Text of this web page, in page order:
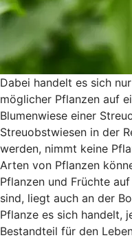
Dabei handelt es sich
möglicher Pflanzen auf
Blumenwiese einer
Streuobstwiesen in der
werden, nimmt keine
Arten von Pflanzen
Pflanzen und Früchte
sind, liegt auch an der
Pflanze es sich handelt,
Bestandteil für den